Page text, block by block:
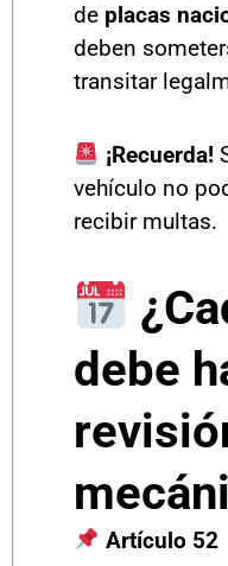
de placas
deben
transitar
¡Recuerda!
vehículo no
recibir multas.
debe
Artículo 52